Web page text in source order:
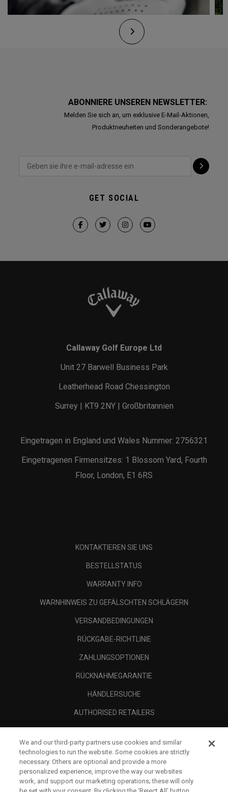
ABONNIERE UNSEREN NEWSLETTER:
Melden Sie sich an, um exklusive E-Mail-Aktionen,
Produktneuheiten und Sonderangebote!
GET SOCIAL
Callaway Golf Europe Ltd
Unit 27 Barwell Business Park
Leatherhead Road Chessington
Surrey | KT9 2NY | Großbritannien
Eingetragen in England und Wales Nummer: 2756321
Eingetragenen Firmensitzes: 1 Blossom Yard, Fourth
Floor, London, E1 6RS
KONTAKTIEREN SIE UNS
BESTELLSTATUS
WARRANTY INFO
WARNHINWEIS ZU GEFÄLSCHTEN SCHLÄGERN
VERSANDBEDINGUNGEN
RÜCKGABE-RICHTLINIE
ZAHLUNGSOPTIONEN
RÜCKNAHMEGARANTIE
HÄNDLERSUCHE
AUTHORISED RETAILERS
UNTERNEHMENSPROFIL
RECHTLICHES-
We and our third-party partners use cookies and similar
technologies to run the website. Some cookies are strictly
necessary. Others are optional and provide a more
personalized experience, improve the way our websites
work, and support our marketing operations; these will only